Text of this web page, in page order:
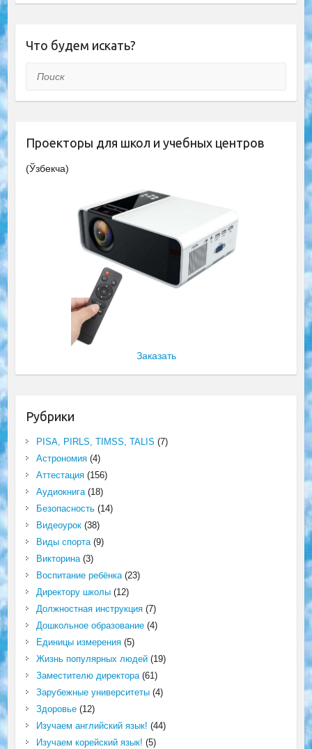
Что будем искать?
Поиск
Проекторы для школ и учебных центров
(Ўзбекча)
Заказать
Рубрики
PISA, PIRLS, TIMSS, TALIS (7)
Астрономия(4)
Аттестация(156)
Аудиокнига(18)
Безопасность(14)
Видеоурок(38)
Виды спорта(9)
Викторина(3)
Воспитание ребёнка(23)
Директору школы(12)
Должностная инструкция(7)
Дошкольное образование(4)
Единицы измерения(5)
Жизнь популярных людей(19)
Заместителю директора(61)
Зарубежные университеты(4)
Здоровье(12)
Изучаем английский язык! (44)
Изучаем корейский язык! (5)